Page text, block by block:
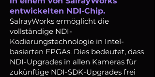
entwickelten NDI-Chip.
SalrayWorks ermöglicht die
vollständige NDI-
Kodierungstechnologie in Intel-
basierten FPGAs. Dies bedeutet, dass
NDI-Upgrades in allen Kameras für
zukünftige NDI-SDK-Upgrades frei